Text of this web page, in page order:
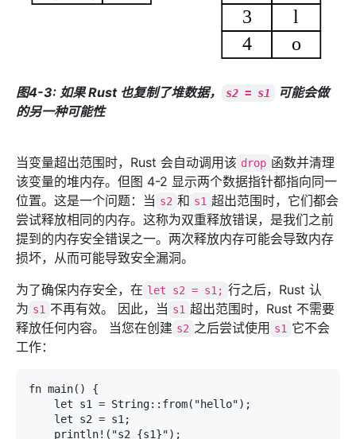
图4-3: 如果 Rust 也复制了堆数据， s2 = s1
可能会做
的另一种可能性
当变量超出范围时，Rust 会自动调用该 drop 函数并清理
该变量的堆内存。但图 4-2 显示两个数据指针都指向同一
位置。这是一个问题：当 s2 和 s1 超出范围时，它们都会
尝试释放相同的内存。这称为双重释放错误，是我们之前
提到的内存安全错误之一。两次释放内存可能会导致内存
损坏，从而可能导致安全漏洞。
为了确保内存安全，在 let s2 = s1; 行之后，Rust 认
为 s1 不再有效。 因此，当 s1 超出范围时，Rust 不需要
释放任何内容。 当您在创建 s2 之后尝试使用 s1 它不会
工作：
fn main() {
    let s1 = String::from("hello");
    let s2 = s1;
    println!("s2 {s1}");